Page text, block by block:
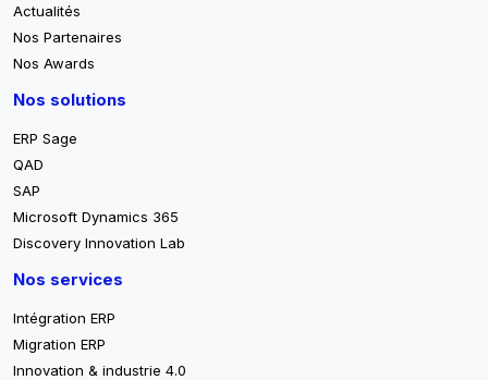
Actualités
Nos Partenaires
Nos Awards
Nos solutions
ERP Sage
QAD
SAP
Microsoft Dynamics 365
Discovery Innovation Lab
Nos services
Intégration ERP
Migration ERP
Innovation & industrie 4.0